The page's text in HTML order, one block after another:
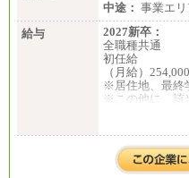
中途： 事業エ
給与
2027新卒：
全職種共通
初任給
（月給）
※居住地、最終
※この他に、該
中途：
全職種共通